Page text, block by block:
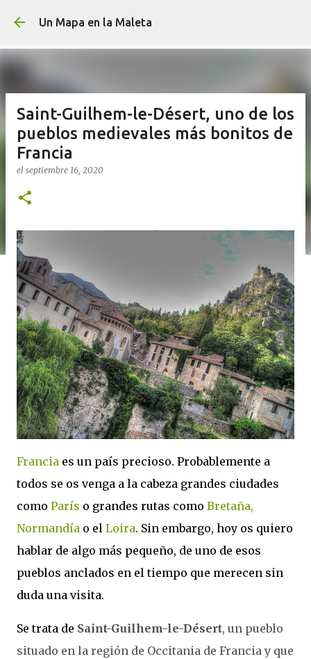
Un Mapa en la Maleta
Saint-Guilhem-le-Désert, uno de los
pueblos medievales más bonitos de
Francia
el septiembre 16, 2020
Francia es un país precioso. Probablemente a
todos se os venga a la cabeza grandes ciudades
como París o grandes rutas como Bretaña,
Normandía o el Loira. Sin embargo, hoy os quiero
hablar de algo más pequeño, de uno de esos
pueblos anclados en el tiempo que merecen sin
duda una visita.
Se trata de Saint-Guilhem-le-Désert, un pueblo
situado en la región de Occitania de Francia y que